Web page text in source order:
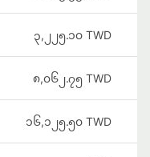
၃,၂၂၅.၁၀ TWD
၈,၀၆၂.၇၅ TWD
၁၆,၁၂၅.၅၀ TWD